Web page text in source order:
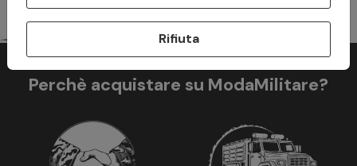
Perchè acquistare su ModaMilitare?
Rifiuta